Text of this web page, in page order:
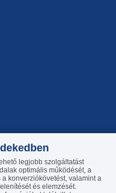
legjobb szolgáltatást
optimális működését, a
konverziókövetést, valamint a
és elemzését.